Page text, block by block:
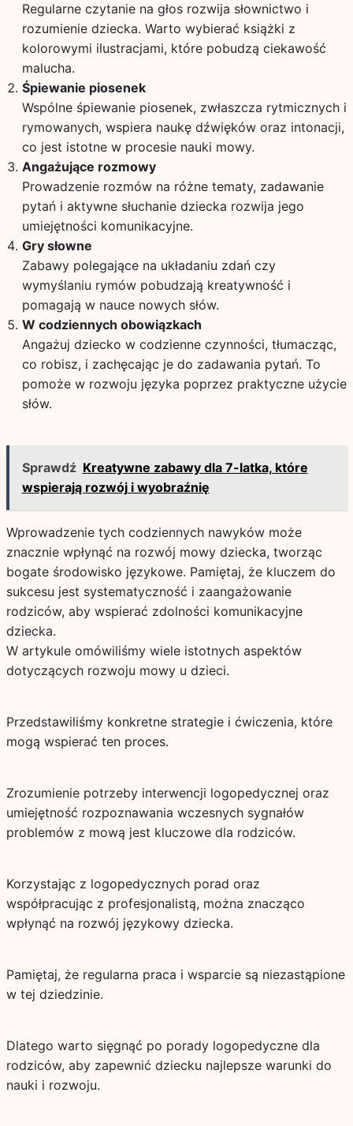
Regularne czytanie na głos rozwija słownictwo i
rozumienie dziecka. Warto wybierać książki z
kolorowymi ilustracjami, które pobudzą ciekawość
malucha.
Śpiewanie piosenek
Wspólne śpiewanie piosenek, zwłaszcza rytmicznych i
rymowanych, wspiera naukę dźwięków oraz intonacji,
co jest istotne w procesie nauki mowy.
Angażujące rozmowy
Prowadzenie rozmów na różne tematy, zadawanie
pytań i aktywne słuchanie dziecka rozwija jego
umiejętności komunikacyjne.
Gry słowne
Zabawy polegające na układaniu zdań czy
wymyślaniu rymów pobudzają kreatywność i
pomagają w nauce nowych słów.
W codziennych obowiązkach
Angażuj dziecko w codzienne czynności, tłumacząc,
co robisz, i zachęcając je do zadawania pytań. To
pomoże w rozwoju języka poprzez praktyczne użycie
słów.
Sprawdź Kreatywne zabawy dla 7-latka, które
wspierają rozwój i wyobraźnię
Wprowadzenie tych codziennych nawyków może
znacznie wpłynąć na rozwój mowy dziecka, tworząc
bogate środowisko językowe. Pamiętaj, że kluczem do
sukcesu jest systematyczność i zaangażowanie
rodziców, aby wspierać zdolności komunikacyjne
dziecka.
W artykule omówiliśmy wiele istotnych aspektów
dotyczących rozwoju mowy u dzieci.
Przedstawiliśmy konkretne strategie i ćwiczenia, które
mogą wspierać ten proces.
Zrozumienie potrzeby interwencji logopedycznej oraz
umiejętność rozpoznawania wczesnych sygnałów
problemów z mową jest kluczowe dla rodziców.
Korzystając z logopedycznych porad oraz
współpracując z profesjonalistą, można znacząco
wpłynąć na rozwój językowy dziecka.
Pamiętaj, że regularna praca i wsparcie są niezastąpione
w tej dziedzinie.
Dlatego warto sięgnąć po porady logopedyczne dla
rodziców, aby zapewnić dziecku najlepsze warunki do
nauki i rozwoju.